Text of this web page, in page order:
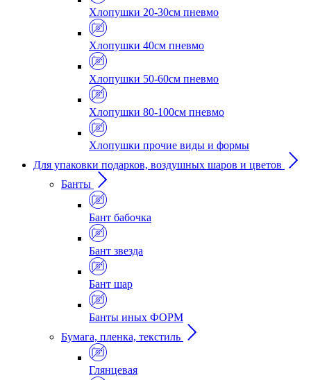
Хлопушки 20-30см пневмо
Хлопушки 40см пневмо
Хлопушки 50-60см пневмо
Хлопушки 80-100см пневмо
Хлопушки прочие виды и формы
Для упаковки подарков, воздушных шаров и цветов
Банты
Бант бабочка
Бант звезда
Бант шар
Банты иных ФОРМ
Бумага, пленка, текстиль
Глянцевая